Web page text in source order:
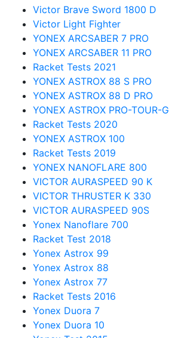
Victor Brave Sword 1800 D
Victor Light Fighter
YONEX ARCSABER 7 PRO
YONEX ARCSABER 11 PRO
Racket Tests 2021
YONEX ASTROX 88 S PRO
YONEX ASTROX 88 D PRO
YONEX ASTROX PRO-TOUR-
Racket Tests 2020
YONEX ASTROX 100
Racket Tests 2019
YONEX NANOFLARE 800
VICTOR AURASPEED 90 K
VICTOR THRUSTER K 330
VICTOR AURASPEED 90S
Yonex Nanoflare 700
Racket Test 2018
Yonex Astrox 99
Yonex Astrox 88
Yonex Astrox 77
Racket Tests 2016
Yonex Duora 7
Yonex Duora 10